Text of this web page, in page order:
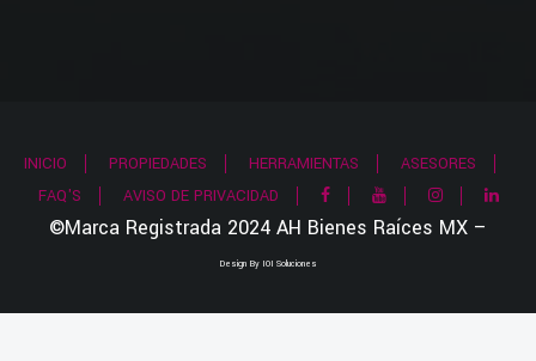
INICIO PROPIEDADES HERRAMIENTAS
ASESORES
FAQ'S
AVISO DE PRIVACIDAD
©Marca Registrada 2024 AH Bienes Raíces MX –
Design By IOI Soluciones